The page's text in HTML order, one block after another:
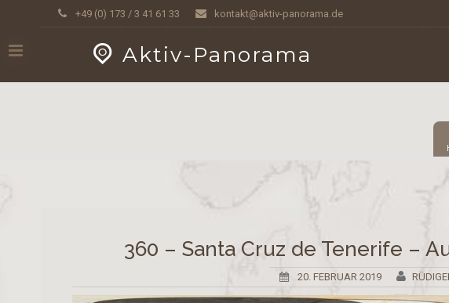
GEOPRESS|360
content
+49 (0) 173 / 3 41 61 33 kontakt@aktiv-panorama.de
Aktiv-Panorama
360 – Santa Cruz de Tenerife –
20. FEBRUAR 2019